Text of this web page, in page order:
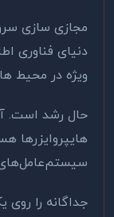
مجازی سازی
دنیای فناوری
ویژه در محیط
حال رشد است.
هایپروایزرها
سیستم‌عامل‌های
جداگانه را